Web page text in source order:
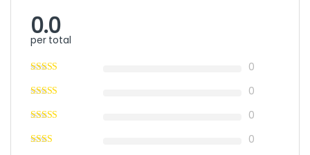
0.0
per total
0
0
0
0